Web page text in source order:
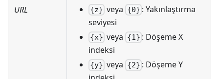
URL {z} veya {0} : Yakınlaştırma
seviyesi
{x} veya {1} : Döşeme X
indeksi
{y} veya {2} : Döşeme Y